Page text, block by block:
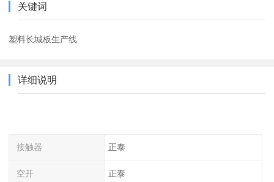
关键词
塑料长城板生产线
详细说明
接触器 正泰
空开 正泰